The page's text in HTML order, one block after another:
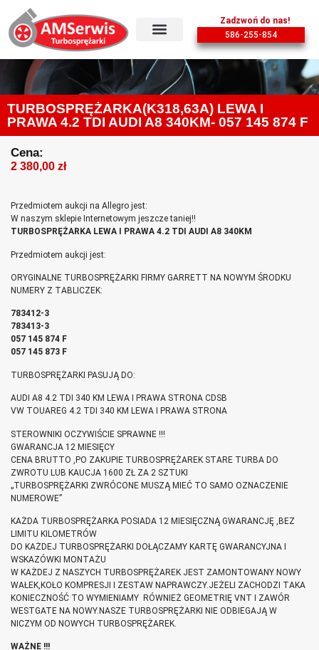
Zadzwoń do nas!
586-255-854
TURBOSPRĘŻARKA(K318,63A) LEWA I
PRAWA 4.2 TDI AUDI A8 340KM- 057 145 874 F
Cena:
2 380,00 zł
Przedmiotem aukcji na Allegro jest:
W naszym sklepie Internetowym jeszcze taniej!!
TURBOSPRĘŻARKA LEWA I PRAWA 4.2 TDI AUDI A8 340KM
Przedmiotem aukcji jest:
ORYGINALNE TURBOSPRĘŻARKI FIRMY GARRETT NA NOWYM ŚRODKU
NUMERY Z TABLICZEK:
783412-3
783413-3
057 145 874 F
057 145 873 F
TURBOSPRĘŻARKI PASUJĄ DO:
AUDI A8 4.2 TDI 340 KM LEWA I PRAWA STRONA CDSB
VW TOUAREG 4.2 TDI 340 KM LEWA I PRAWA STRONA
STEROWNIKI OCZYWIŚCIE SPRAWNE !!!
GWARANCJA 12 MIESIĘCY
CENA BRUTTO ,PO ZAKUPIE TURBOSPRĘŻAREK STARE TURBA DO
ZWROTU LUB KAUCJA 1600 ZŁ ZA 2 SZTUKI
„TURBOSPRĘŻARKI ZWRÓCONE MUSZĄ MIEĆ TO SAMO OZNACZENIE
NUMEROWE”
KAŻDA TURBOSPRĘŻARKA POSIADA 12 MIESIĘCZNĄ GWARANCJĘ ,BEZ
LIMITU KILOMETRÓW
DO KAŻDEJ TURBOSPRĘŻARKI DOŁĄCZAMY KARTĘ GWARANCYJNA I
WSKAZÓWKI MONTAŻU
W KAŻDEJ Z NASZYCH TURBOSPRĘŻAREK JEST ZAMONTOWANY NOWY
WAŁEK,KOŁO KOMPRESJI I ZESTAW NAPRAWCZY.JEŻELI ZACHODZI TAKA
KONIECZNOŚĆ TO WYMIENIAMY RÓWNIEŻ GEOMETRIĘ VNT I ZAWÓR
WESTGATE NA NOWY.NASZE TURBOSPRĘŻARKI NIE ODBIEGAJĄ W
NICZYM OD NOWYCH TURBOSPRĘŻAREK.
WAŻNE !!!